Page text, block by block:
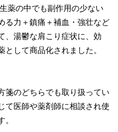
薬の中でも副作用の少ない
る力＋鎮痛＋補血・強壮など
、湯鬱な肩こり症状に、効
して商品化されました。
箋のどちらでも取り扱ってい
て医師や薬剤師に相談され使
。